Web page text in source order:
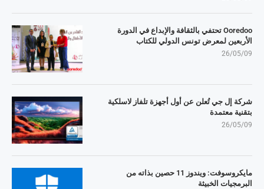
Ooredoo تحتفي بالثقافة والإبداع في الدورة
الأربعين لمعرض تونس الدولي للكتاب
26/05/09
شركة إل جي تُعلن عن أول أجهزة تلفاز لاسلكية
بتقنية معتمدة
26/05/09
مايكروسوفت: ويندوز 11 حصين بذاته من
البرمجيات الخبيثة